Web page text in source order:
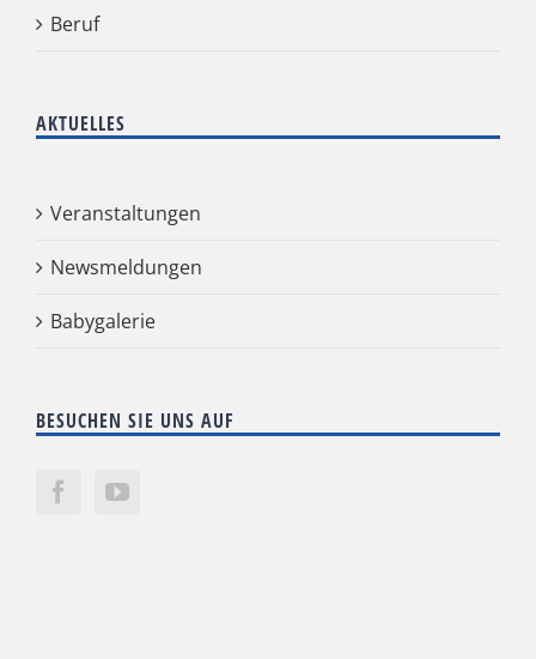
Beruf
AKTUELLES
Veranstaltungen
Newsmeldungen
Babygalerie
BESUCHEN SIE UNS AUF